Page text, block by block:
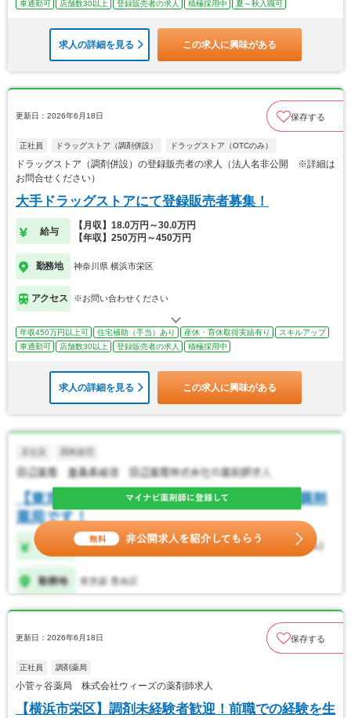
車通勤可 店舗数30以上 登録販売者の求人 積極採用中 夏～秋入職可
求人の詳細を見る この求人に興味がある
更新日：2026年6月18日 保存する
正社員 ドラッグストア（調剤併設） ドラッグストア（OTCのみ）
ドラッグストア（調剤併設）の登録販売者の求人（法人名非公開 ※詳細は
お問合せください）
大手ドラッグストアにて登録販売者募集！
給与
【月収】18.0万円～30.0万円
【年収】250万円～450万円
勤務地 神奈川県 横浜市栄区
アクセス ※お問い合わせください
年収450万円以上可 住宅補助（手当）あり 産休・育休取得実績有り
スキルアップ
車通勤可
店舗数30以上 登録販売者の求人 積極採用中
求人の詳細を見る この求人に興味がある
更新日：2026年6月18日 保存する
正社員 調剤薬局
小菅ヶ谷薬局 株式会社ウィーズの薬剤師求人
【横浜市栄区】調剤未経験者歓迎！前職での経験を生